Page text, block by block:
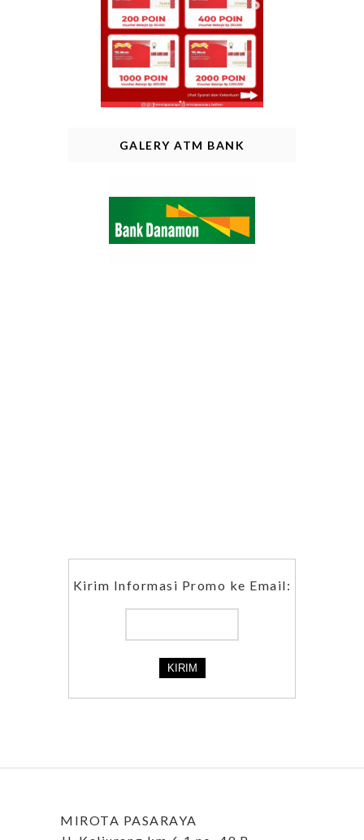
GALERY ATM BANK
Kirim Informasi Promo ke Email:
MIROTA PASARAYA